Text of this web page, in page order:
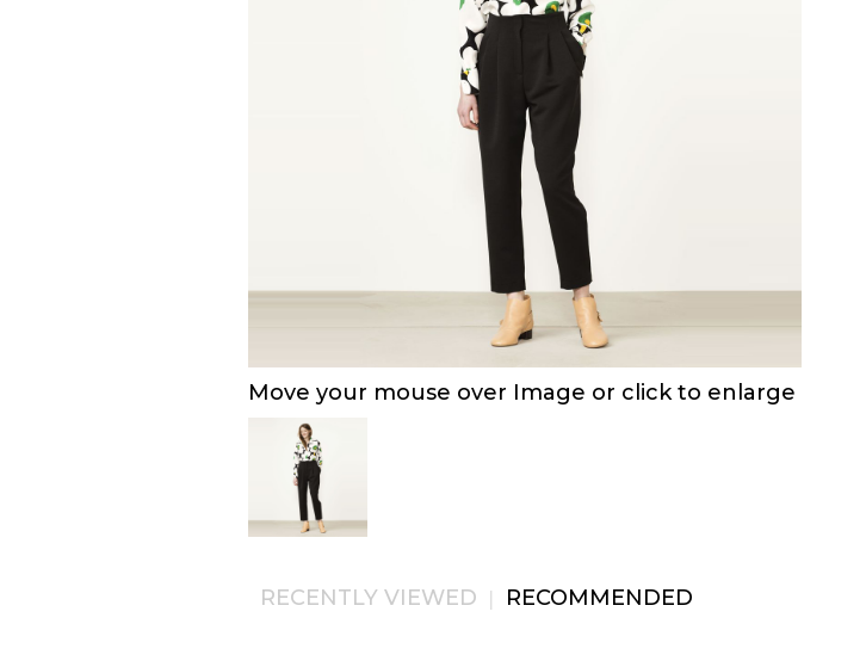
Move your mouse over Image or click to enlarge
RECENTLY VIEWED | RECOMMENDED